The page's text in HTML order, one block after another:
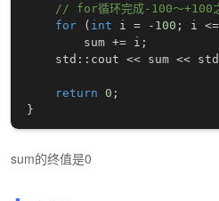
// for循环完成-100～+100之
for
( int i = - 100 ; i <=
        sum
+= i ;
    std
:: cout << sum << std
return 0 ;
}
sum的终值是0